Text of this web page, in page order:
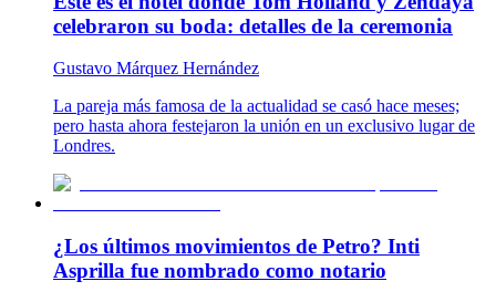
celebraron su boda: detalles de la ceremonia
Gustavo Márquez Hernández
La pareja más famosa de la actualidad se casó hace meses;
pero hasta ahora festejaron la unión en un exclusivo lugar de
Londres.
¿Los últimos movimientos de Petro? Inti
Asprilla fue nombrado como notario